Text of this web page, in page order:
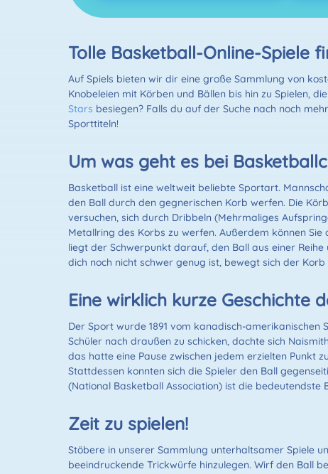
Tolle Basketball-Online-Spiele
Auf Spiels bieten wir dir eine große Sammlung von
Knobeleien mit Körben und Bällen bis hin zu Spielen,
Stars besiegen? Falls du auf der Suche nach noch
Sporttiteln!
Um was geht es bei
Basketball ist eine weltweit beliebte Sportart.
den Ball durch den gegnerischen Korb werfen. Die
versuchen, sich durch Dribbeln (Mehrmaliges
Metallring des Korbs zu werfen. Außerdem können
liegt der Schwerpunkt darauf, den Ball aus einer
dich noch nicht schwer genug ist, bewegt sich der
Eine wirklich kurze Geschichte
Der Sport wurde 1891 vom kanadisch-
Schüler nach draußen zu schicken, dachte sich
das hatte eine Pause zwischen jedem erzielten Punkt
Stattdessen konnten sich die Spieler den Ball
(National Basketball Association) ist die bedeutendste
Zeit zu spielen!
Stöbere in unserer Sammlung unterhaltsamer Spiele
beeindruckende Trickwürfe hinzulegen. Wirf den Ball